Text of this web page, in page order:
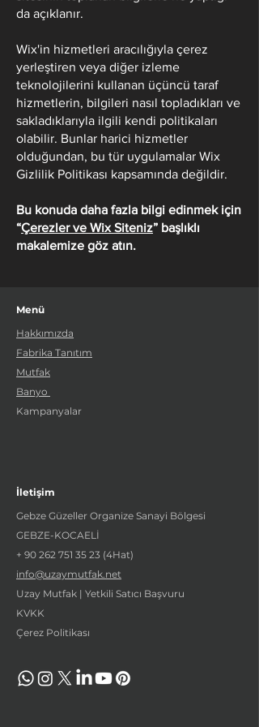
da açıklanır.
Wix'in hizmetleri aracılığıyla çerez
yerleştiren veya diğer izleme
teknolojilerini kullanan üçüncü taraf
hizmetlerin, bilgileri nasıl topladıkları ve
sakladıklarıyla ilgili kendi politikaları
olabilir. Bunlar harici hizmetler
olduğundan, bu tür uygulamalar Wix
Gizlilik Politikası kapsamında değildir.
Bu konuda daha fazla bilgi edinmek için
“Çerezler ve Wix Siteniz” başlıklı
makalemize göz atın.
Menü
Hakkımızda
Fabrika Tanıtım
Mutfak
Banyo
Kampanyalar
İletişim
Gebze Güzeller Organize Sanayi Bölgesi
GEBZE-KOCAELİ
+ 90 262 751 35 23 (4Hat)
info@uzaymutfak.net
Uzay Mutfak | Yetkili Satıcı Başvuru
KVKK
Çerez Politikası